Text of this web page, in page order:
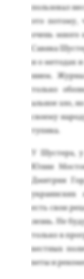
поль­зо­вал
это по­тому,
очень мно­го
Са­вика
и о ме­тодах
ни­ем.
толь­ко
аль­ное зло,
сво­ему
ту­пика.
У Шус­те­ра,
Юлии
Дмит­рия
есть свои
лезнь. Не
толь­ко в
вес­тных
веты и